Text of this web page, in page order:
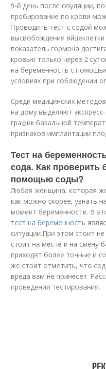
9-й день после овуляции,
пробирование по крови
Проводить тест с содой
высвобождения
показатель гормона
кровью только через 2
на беременность с
условиях при соблюдении
Среди медицинских
на дому выделяют
график базальной
признаков имплантации
Тест на
сода. Как проверить
помощью соды?
Любая женщина, которая
как можно скорее, узнать
момент беременности. В
тест на беременность
ситуации.При этом стоит
стоит на месте и на смену
приходят более точные и
же стоит отметить, что
вреда вам не принесет.
проведения тестирования.